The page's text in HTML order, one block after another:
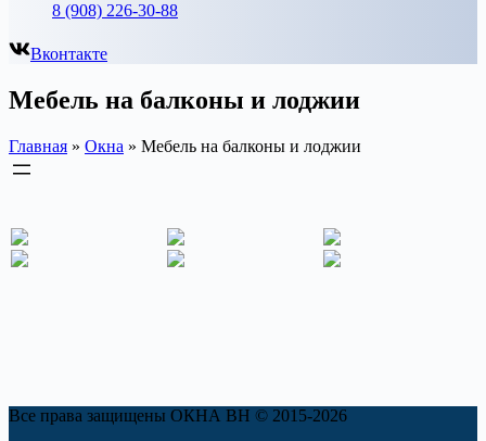
8 (908) 226-30-88
Вконтакте
Мебель на балконы и лоджии
Главная » Окна » Мебель на балконы и лоджии
Все права защищены ОКНА ВН © 2015-2026